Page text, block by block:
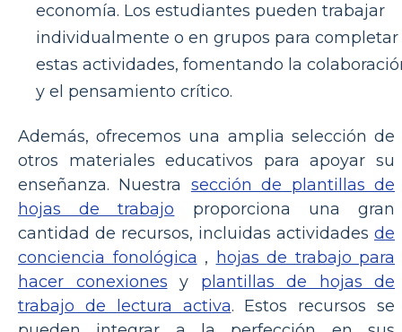
economía. Los estudiantes pueden trabajar
individualmente o en grupos para completar
estas actividades, fomentando la
y el pensamiento crítico.
Además, ofrecemos una amplia selección de
otros materiales educativos para apoyar su
enseñanza. Nuestra sección de plantillas de
hojas de trabajo proporciona una gran
cantidad de recursos, incluidas actividades de
conciencia fonológica , hojas de trabajo para
hacer conexiones y plantillas de hojas de
trabajo de lectura activa. Estos recursos se